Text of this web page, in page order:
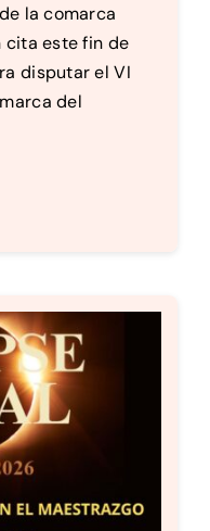
la comarca
cita este fin de
disputar el VI
del